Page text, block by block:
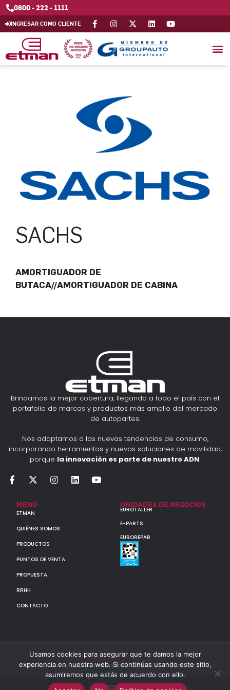
0800 - 222 - 1111
INGRESAR COMO CLIENTE
SACHS
AMORTIGUADOR DE
BUTACA//AMORTIGUADOR DE CABINA
Brindamos la mejor cobertura, llegando a todo el país con el
portafolio de marcas y productos más amplio del mercado
de autopartes.
Nos adaptamos a las nuevas tendencias de consumo,
incorporando herramientas y nuevas soluciones de movilidad,
porque la innovación es parte de nuestro ADN.
MENÚ
ETMAN
QUIÉNES SOMOS
PRODUCTOS
PUNTOS DE VENTA
PROPUESTA
RRHH
CONTACTO
UNIDADES DE NEGOCIOS
EUROTALLER
E-PARTS
EUROREPAR
GRUPO ETMAN : : 2026
Todos los derechos reservados a MULTIORIGINAL PARTS S.A. (CUIT: 30-60142852-7)
Usamos cookies para asegurar que te damos la mejor
experiencia en nuestra web. Si continúas usando este sitio,
asumiremos que estás de acuerdo con ello.